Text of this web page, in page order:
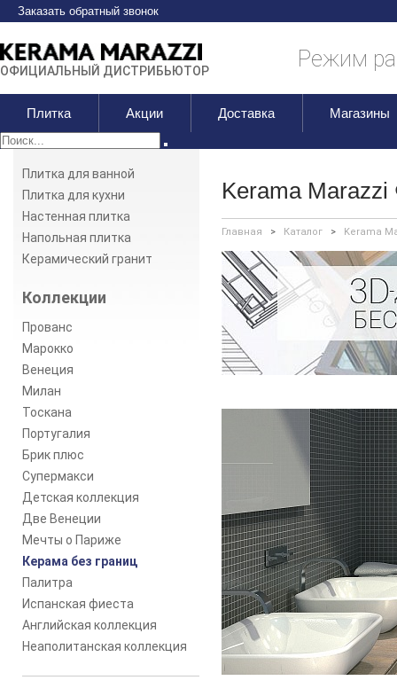
Заказать обратный звонок
ОФИЦИАЛЬНЫЙ ДИСТРИБЬЮТОР Режим
Плитка Акции Доставка Магазины
Плитка для ванной
Плитка для кухни
Настенная плитка
Напольная плитка
Керамический гранит
Коллекции
Прованс
Марокко
Венеция
Милан
Тоскана
Португалия
Брик плюс
Супермакси
Детская коллекция
Две Венеции
Мечты о Париже
Керама без границ
Палитра
Испанская фиеста
Английская коллекция
Неаполитанская коллекция
Kerama Marazzi
Главная > Каталог > Kerama